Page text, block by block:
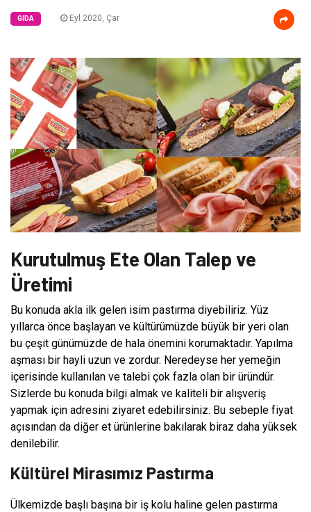
GIDA Eyl 2020, Çar
Kurutulmuş Ete Olan Talep ve
Üretimi
Bu konuda akla ilk gelen isim pastırma diyebiliriz. Yüz
yıllarca önce başlayan ve kültürümüzde büyük bir yeri olan
bu çeşit günümüzde de hala önemini korumaktadır. Yapılma
aşması bir hayli uzun ve zordur. Neredeyse her yemeğin
içerisinde kullanılan ve talebi çok fazla olan bir üründür.
Sizlerde bu konuda bilgi almak ve kaliteli bir alışveriş
yapmak için adresini ziyaret edebilirsiniz. Bu sebeple fiyat
açısından da diğer et ürünlerine bakılarak biraz daha yüksek
denilebilir.
Kültürel Mirasımız Pastırma
Ülkemizde başlı başına bir iş kolu haline gelen pastırma